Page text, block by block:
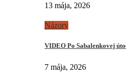
13 mája, 2026
Názory
VIDEO Po Sabalenkovej
7 mája, 2026